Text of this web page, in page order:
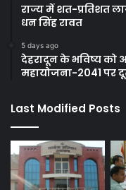
राज्य में शत-प्रतिशत
धन सिंह रावत
5 days ago
देहरादून के भविष्य को
महायोजना-2041 पर
Last Modified Posts